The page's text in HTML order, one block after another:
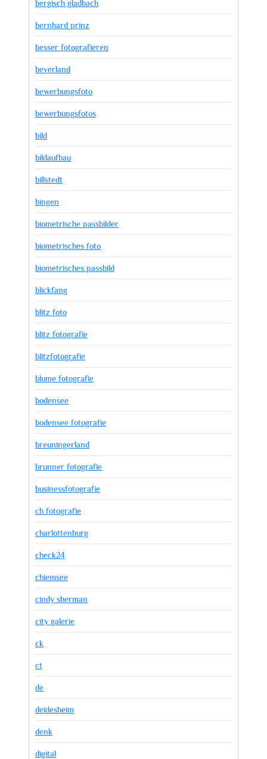
bergisch gladbach
bernhard prinz
besser fotografieren
beverland
bewerbungsfoto
bewerbungsfotos
bild
bildaufbau
billstedt
bingen
biometrische passbilder
biometrisches foto
biometrisches passbild
blickfang
blitz foto
blitz fotografie
blitzfotografie
blume fotografie
bodensee
bodensee fotografie
breuningerland
brunner fotografie
businessfotografie
ch fotografie
charlottenburg
check24
chiemsee
cindy sherman
city galerie
ck
ct
de
deidesheim
denk
digital